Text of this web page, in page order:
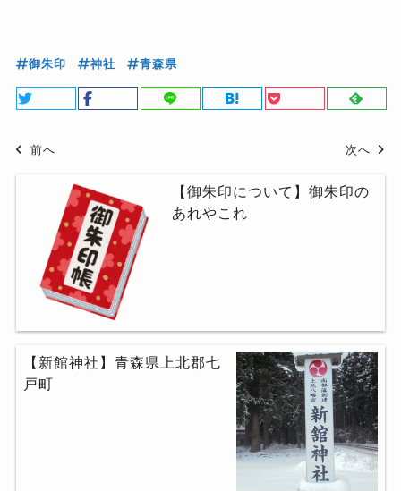
御朱印 神社 青森県
前へ 次へ
【御朱印について】御朱印の
あれやこれ
【新館神社】青森県上北郡七
戸町